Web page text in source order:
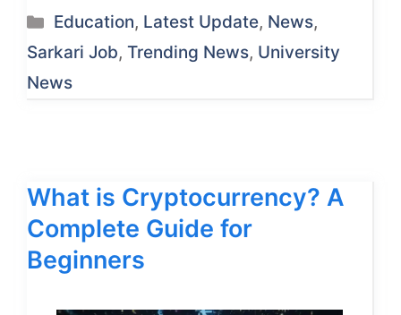
Categories
Education, Latest Update, News,
Sarkari Job, Trending News, University
News
What is Cryptocurrency? A
Complete Guide for
Beginners